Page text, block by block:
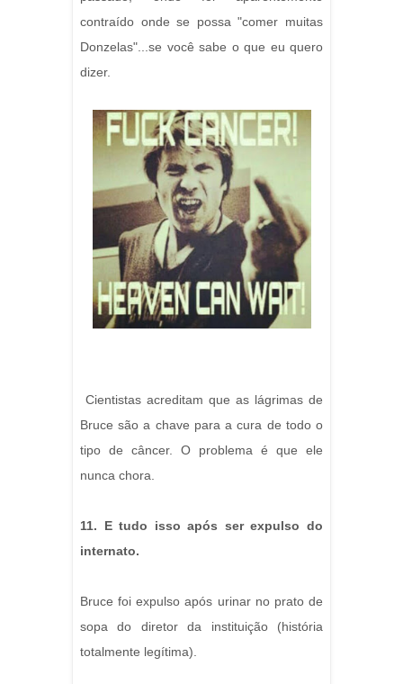
contraído onde se possa "comer muitas
Donzelas"...se você sabe o que eu quero
dizer.
Cientistas acreditam que as lágrimas de
Bruce são a chave para a cura de todo o
tipo de câncer. O problema é que ele
nunca chora.
11. E tudo isso após ser expulso do
internato.
Bruce foi expulso após urinar no prato de
sopa do diretor da instituição (história
totalmente legítima).